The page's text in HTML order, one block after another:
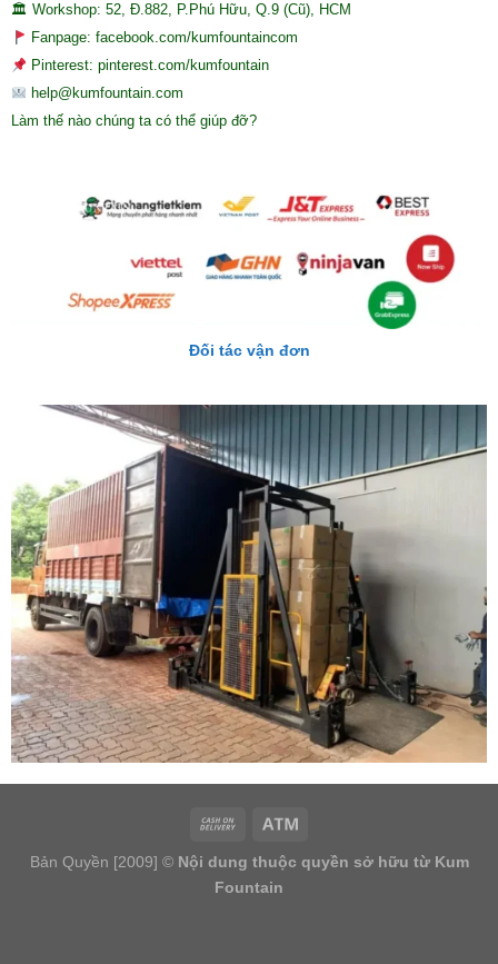
🏛 Workshop: 52, Đ.882, P.Phú Hữu, Q.9 (Cũ), HCM
Fanpage: facebook.com/kumfountaincom
Pinterest: pinterest.com/kumfountain
help@kumfountain.com
Làm thế nào chúng ta có thể giúp đỡ?
Đối tác vận đơn
Bản Quyền [2009] © Nội dung thuộc quyền sở hữu từ Kum
Fountain